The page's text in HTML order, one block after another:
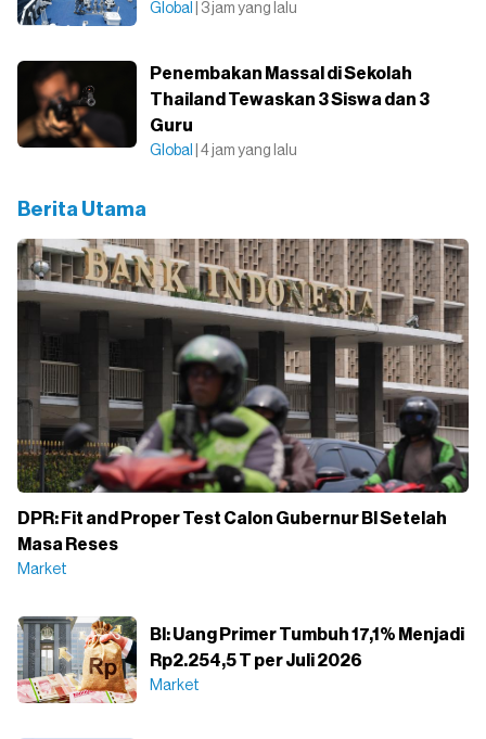
Global | 3 jam yang lalu
Penembakan Massal di Sekolah
Thailand Tewaskan 3 Siswa dan 3
Guru
Global | 4 jam yang lalu
Berita Utama
DPR: Fit and Proper Test Calon Gubernur BI Setelah
Masa Reses
Market
BI: Uang Primer Tumbuh 17,1% Menjadi
Rp2.254,5 T per Juli 2026
Market